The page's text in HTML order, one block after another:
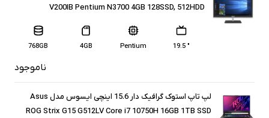
V200IB Pentium N3700 4GB 128SSD, 512HDD
" 19.5
Pentium
4GB
768GB
ناموجود
لپ تاپ استوک گرافیک دار 15.6 اینچی ایسوس مدل Asus
ROG Strix G15 G512LV Core i7 10750H 16GB 1TB SSD